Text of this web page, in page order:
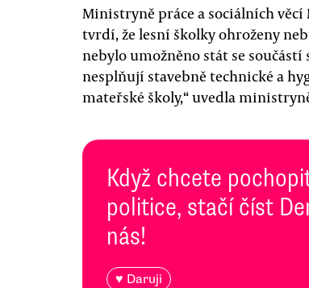
Ministryně práce a sociálních věcí
tvrdí, že lesní školky ohroženy
nebylo umožněno stát se
nesplňují stavebně technické a
mateřské školy,“ uvedla
Když chcete
politice, stačí číst
nás!
♥ Daruji